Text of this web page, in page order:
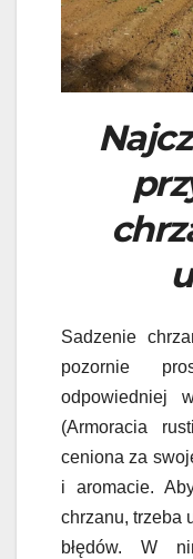
Sadzenie
pozornie
odpowiedniej
(Armoracia
ceniona za
i aromacie.
chrzanu, trzeba
błędów. W